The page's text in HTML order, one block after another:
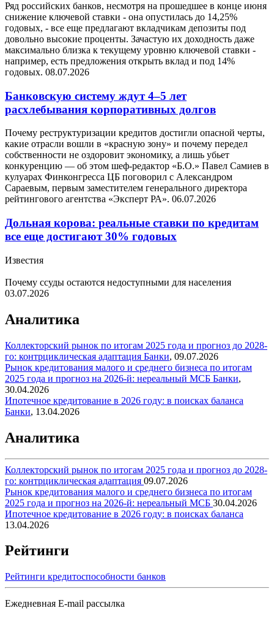
Ряд российских банков, несмотря на прошедшее в конце июня
снижение ключевой ставки - она опустилась до 14,25%
годовых, - все еще предлагают вкладчикам депозиты под
довольно высокие проценты. Зачастую их доходность даже
максимально близка к текущему уровню ключевой ставки -
например, есть предложения открыть вклад и под 14%
годовых. 08.07.2026
Банковскую систему ждут 4–5 лет
расхлебывания корпоративных долгов
Почему реструктуризации кредитов достигли опасной черты,
какие отрасли вошли в «красную зону» и почему передел
собственности не оздоровит экономику, а лишь убьет
конкуренцию — об этом шеф-редактор «Б.О.» Павел Самиев в
кулуарах Финконгресса ЦБ поговорил с Александром
Сараевым, первым заместителем генерального директора
рейтингового агентства «Эксперт РА». 06.07.2026
Дольная корова: реальные ставки по кредитам
все еще достигают 30% годовых
Известия
Почему ссуды остаются недоступными для населения
03.07.2026
Аналитика
Коллекторский рынок по итогам 2025 года и прогноз до 2028-
го: контрциклическая адаптация Банки, 09.07.2026
Рынок кредитования малого и среднего бизнеса по итогам
2025 года и прогноз на 2026-й: нереальный МСБ Банки,
30.04.2026
Ипотечное кредитование в 2026 году: в поисках баланса
Банки, 13.04.2026
Аналитика
Коллекторский рынок по итогам 2025 года и прогноз до 2028-
го: контрциклическая адаптация 09.07.2026
Рынок кредитования малого и среднего бизнеса по итогам
2025 года и прогноз на 2026-й: нереальный МСБ 30.04.2026
Ипотечное кредитование в 2026 году: в поисках баланса
13.04.2026
Рейтинги
Рейтинги кредитоспособности банков
Ежедневная E-mail рассылка